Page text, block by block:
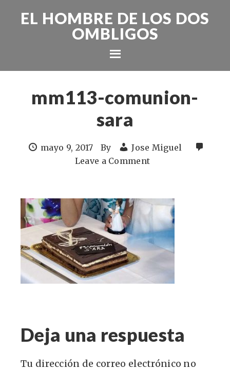
EL HOMBRE DE LOS DOS
OMBLIGOS
mm113-comunion-
sara
mayo 9, 2017 By
Jose Miguel
Leave a Comment
Deja una respuesta
Tu dirección de correo electrónico no